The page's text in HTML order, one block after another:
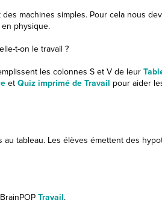
machines simples. Pour cela nous
physique.
t-on le travail ?
les colonnes S et V de leur
et Quiz imprimé de Travail pour aider
tableau. Les élèves émettent des
Travail.